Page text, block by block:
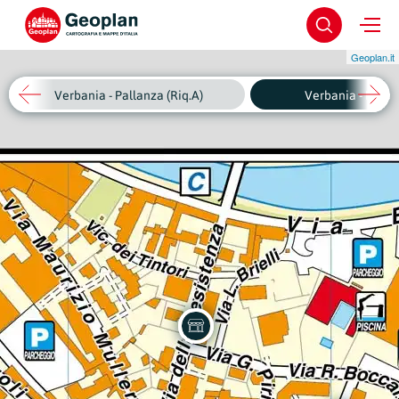
Geoplan.it
Verbania - Pallanza (Riq.A) Verbania - Intra